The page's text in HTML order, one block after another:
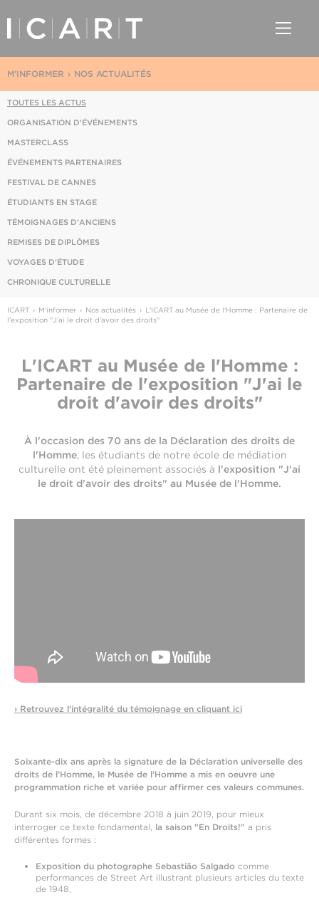
NOS ACTUALITÉS
M'INFORMER
TOUTES LES ACTUS
ORGANISATION D'ÉVÉNEMENTS
MASTERCLASS
ÉVÉNEMENTS PARTENAIRES
FESTIVAL DE CANNES
ÉTUDIANTS EN STAGE
TÉMOIGNAGES D'ANCIENS
REMISES DE DIPLÔMES
VOYAGES D'ÉTUDE
CHRONIQUE CULTURELLE
ICART M'informer Nos actualités
L'ICART au Musée de l'Homme : Partenaire de
l'exposition "J'ai le droit d'avoir des droits"
L'ICART au Musée de l'Homme :
Partenaire de l'exposition "J'ai le
droit d'avoir des droits"
À l'occasion des 70 ans de la Déclaration des droits de
l'Homme, les étudiants de notre école de médiation
culturelle ont été pleinement associés à l'exposition "J'ai
le droit d'avoir des droits" au Musée de l'Homme.
› Retrouvez l'intégralité du témoignage en cliquant ici
Soixante-dix ans après la signature de la Déclaration universelle des
droits de l’Homme, le Musée de l’Homme a mis en oeuvre une
programmation riche et variée pour affirmer ces valeurs communes.
Durant six mois, de décembre 2018 à juin 2019, pour mieux
interroger ce texte fondamental, la saison "En Droits!" a pris
différentes formes :
Exposition du photographe Sebastião Salgado comme
performances de Street Art illustrant plusieurs articles du texte
de 1948,